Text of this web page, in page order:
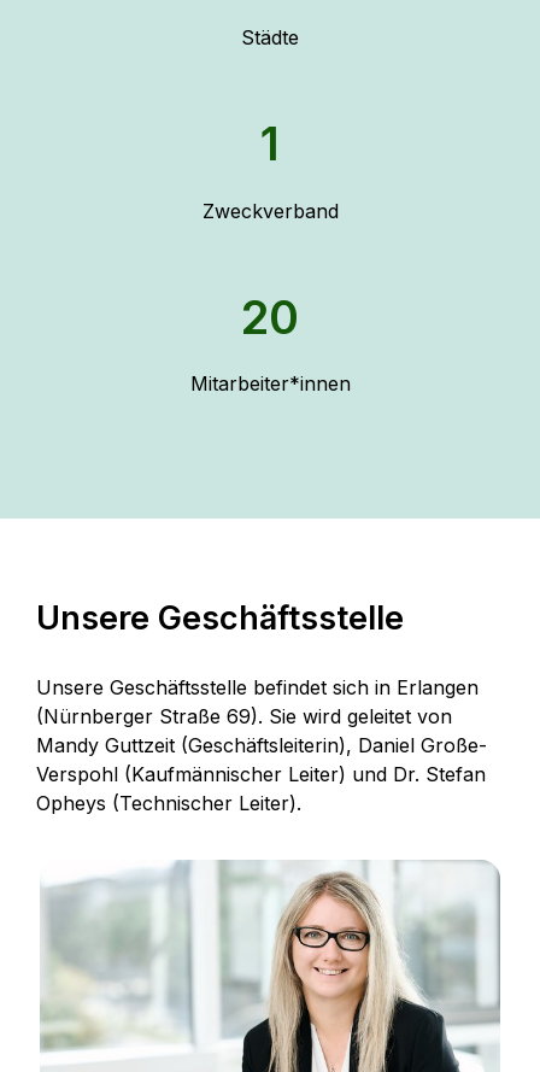
Städte
1
Zweckverband
20
Mitarbeiter*innen
Unsere Geschäftsstelle
Unsere Geschäftsstelle befindet sich in Erlangen
(Nürnberger Straße 69). Sie wird geleitet von
Mandy Guttzeit (Geschäftsleiterin), Daniel Große-
Verspohl (Kaufmännischer Leiter) und Dr. Stefan
Opheys (Technischer Leiter).